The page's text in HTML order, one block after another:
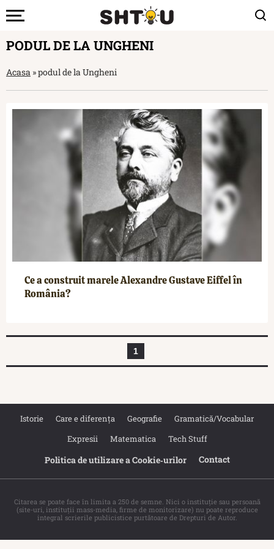
PODUL DE LA UNGHENI
Acasa »podul de la Ungheni
Ce a construit marele Alexandre Gustave Eiffel în
România?
1
Istorie Care e diferența Geografie
Gramatică/Vocabular
Expresii
Matematica Tech Stuff
Politica de utilizare a Cookie‐urilor Contact
Citarea se poate face în limita a 250 de semne. Nici o instituţie sau persoană
(site-uri, instituţii mass-media, firme de monitorizare) nu poate reproduce
integral scrierile publicistice purtătoare de Drepturi de Autor.